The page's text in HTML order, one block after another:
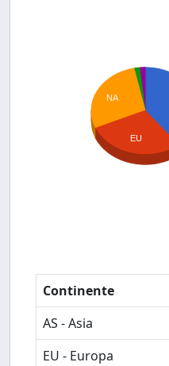
NA
EU
Continente
AS - Asia
EU - Europa